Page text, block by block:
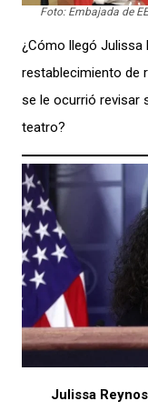
Foto: Embajada de
¿Cómo llegó Julissa
restablecimiento de
se le ocurrió revisar
teatro?
Julissa